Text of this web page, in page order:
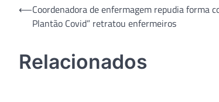
Navegação
⟵Coordenadora de enfermagem repudia forma
Plantão Covid” retratou enfermeiros
Relacionados